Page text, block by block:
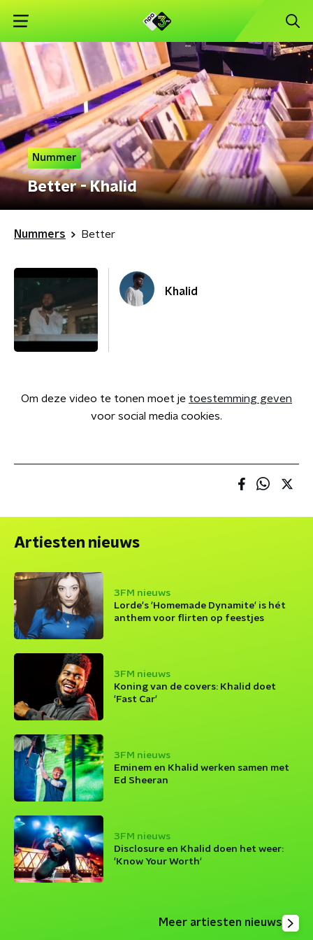
Nummer
Better - Khalid
Nummers Better
Khalid
Om deze video te tonen moet je toestemming geven
voor social media cookies.
Artiesten nieuws
3FM nieuws
Lorde's 'Homemade Dynamite' is hét
anthem voor flirten op feestjes
3FM nieuws
Koning van de covers: Khalid doet
'Fast Car'
3FM nieuws
Eminem en Khalid werken samen met
Ed Sheeran
3FM nieuws
Disclosure en Khalid doen het weer:
'Know Your Worth'
Meer artiesten nieuws